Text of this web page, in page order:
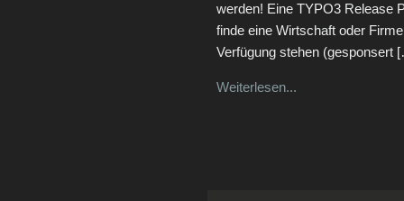
werden! Eine TYPO3 Release
finde eine Wirtschaft oder
Verfügung stehen (gesponsert
Weiterlesen...